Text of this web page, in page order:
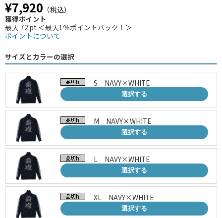
¥7,920 （税込）
獲得ポイント
最大 72 pt ＜最大1％ポイントバック！＞
ポイントについて
サイズとカラーの選択
S NAVY×WHITE
選択する
M NAVY×WHITE
選択する
L NAVY×WHITE
選択する
XL NAVY×WHITE
選択する